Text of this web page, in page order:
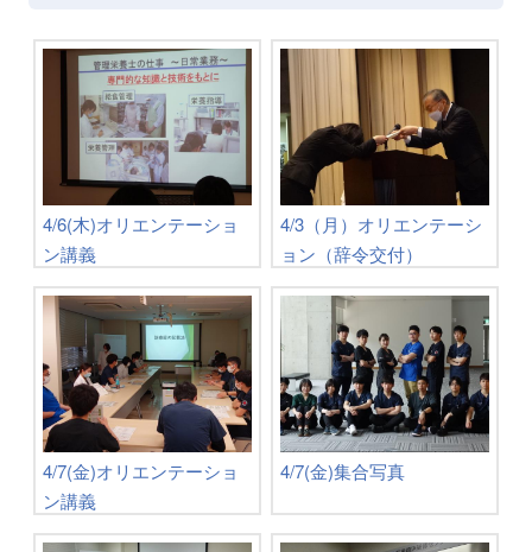
4/6(木)オリエンテーショ
ン講義
4/3（月）オリエンテーシ
ョン（辞令交付）
4/7(金)オリエンテーショ
ン講義
4/7(金)集合写真